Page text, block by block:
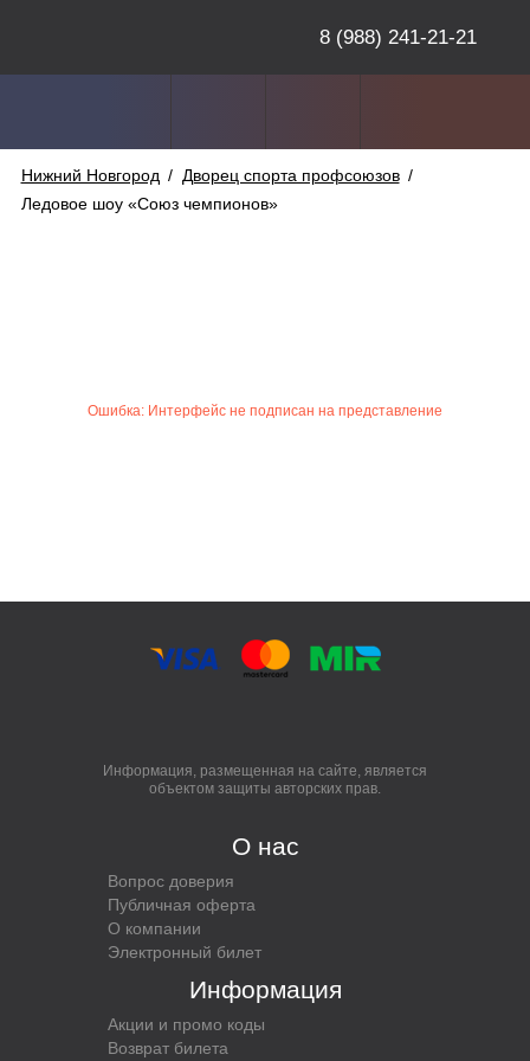
8 (988) 241-21-21
Нижний Новгород / Дворец спорта профсоюзов /
Ледовое шоу «Союз чемпионов»
Ошибка: Интерфейс не подписан на представление
Информация, размещенная на сайте, является
объектом защиты авторских прав.
О нас
Вопрос доверия
Публичная оферта
О компании
Электронный билет
Информация
Акции и промо коды
Возврат билета